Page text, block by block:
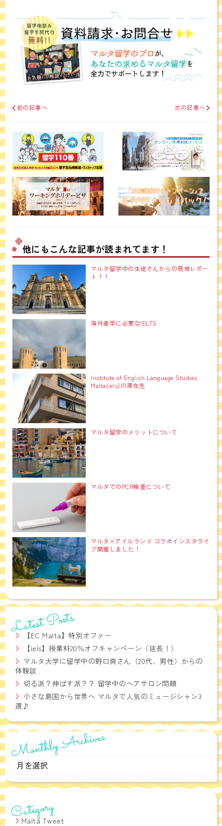
前の記事へ 次の記事へ
他にもこんな記事が読まれてます！
マルタ留学中の生徒さんからの現地レポー
ト！！
海外進学に必要なIELTS
Institute of English Language Studies
Malta(iels)の滞在先
マルタ留学のメリットについて
マルタでのPCR検査について
マルタ×アイルランド コラボインスタライ
ブ開催しました！
Latest Posts
【EC Malta】特別オファー
【iels】授業料20％オフキャンペーン（延長！）
マルタ大学に留学中の野口爽さん（20代、男性）からの
体験談
切る派？伸ばす派？？ 留学中のヘアサロン問題
小さな島国から世界へ マルタで人気のミュージシャン3
選♪
Monthly Archives
Monthly
Archives
Category
Malta Tweet